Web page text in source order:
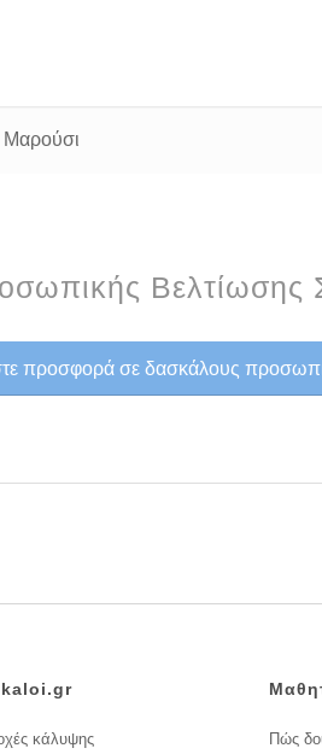
Βελτίωσης
προσφορά σε δασκάλους
κάλυψης Πώς